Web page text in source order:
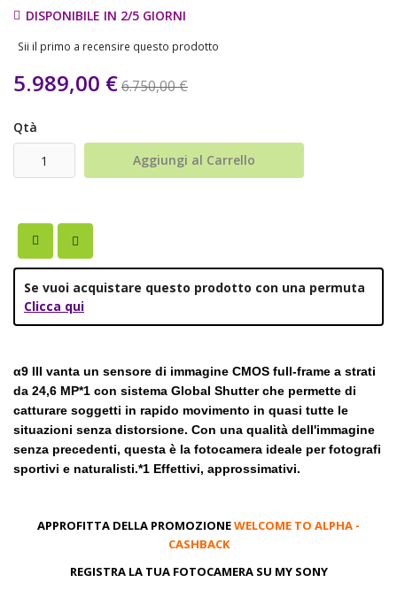
DISPONIBILE IN 2/5 GIORNI
Sii il primo a recensire questo prodotto
5.989,00 €6.750,00 €
Qtà
Aggiungi al Carrello
Se vuoi acquistare questo prodotto con una permuta
Clicca qui
α9 III vanta un sensore di immagine CMOS full-frame a strati
da 24,6 MP*1 con sistema Global Shutter che permette di
catturare soggetti in rapido movimento in quasi tutte le
situazioni senza distorsione. Con una qualità dell'immagine
senza precedenti, questa è la fotocamera ideale per fotografi
sportivi e naturalisti.*1 Effettivi, approssimativi.
APPROFITTA DELLA PROMOZIONEWELCOME TO ALPHA -
CASHBACK
REGISTRA LA TUA FOTOCAMERA SU MY SONY